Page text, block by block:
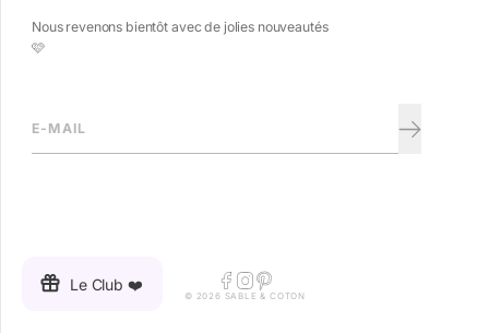
Nous revenons bientôt avec de jolies nouveautés
🩷
Facebook
Instagram
Pinterest
© 2026 SABLE & COTON
Le Club ❤️